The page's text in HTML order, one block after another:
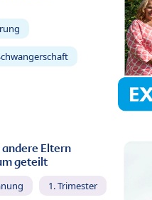
Eltern
geteilt
1. Trimester